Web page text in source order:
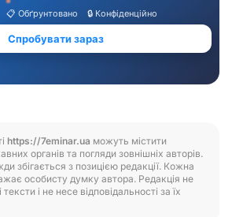
https://7eminar.ua можуть містити
органів та погляди зовнішніх авторів.
збігається з позицією редакції. Кожна
особисту думку автора. Редакція не
і не несе відповідальності за їх